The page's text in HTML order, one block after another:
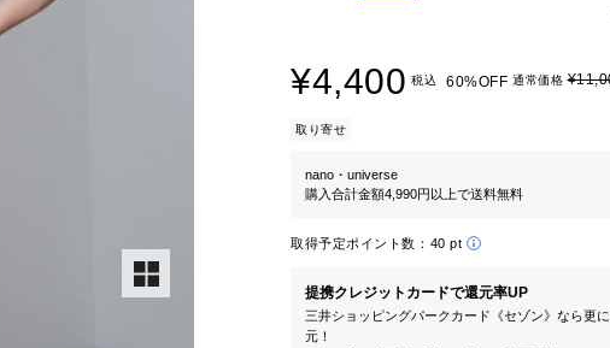
¥4,400 税込 60%OFF 通常価格
取り寄せ
nano・universe
購入合計金額4,990円以上で送料無料
取得予定ポイント数： 40 pt
提携クレジットカードで還元率UP
三井ショッピングパークカード《セゾン》なら更
元！